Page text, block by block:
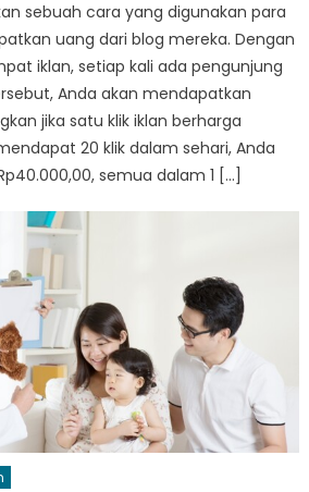
sebuah cara yang digunakan para
uang dari blog mereka. Dengan
iklan, setiap kali ada pengunjung
Anda akan mendapatkan
jika satu klik iklan berharga
20 klik dalam sehari, Anda
semua dalam 1 […]